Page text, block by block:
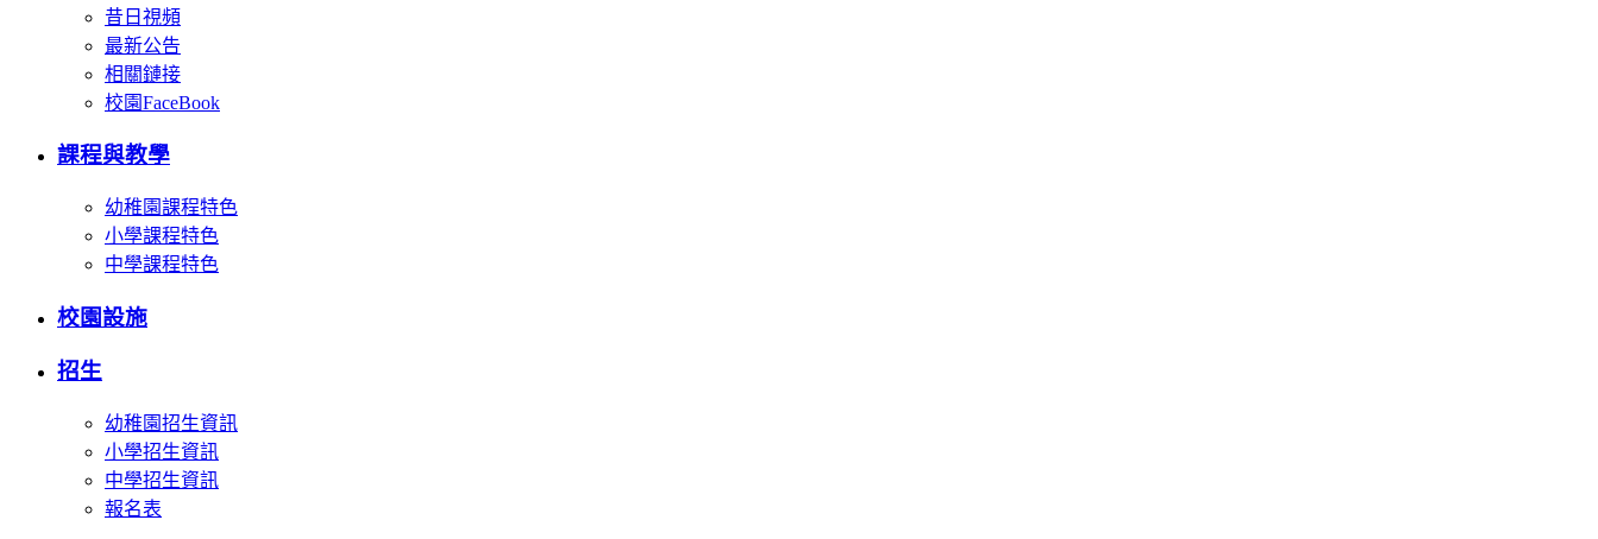
昔日視頻
最新公告
相關鏈接
校園FaceBook
課程與教學
幼稚園課程特色
小學課程特色
中學課程特色
校園設施
招生
幼稚園招生資訊
小學招生資訊
中學招生資訊
報名表